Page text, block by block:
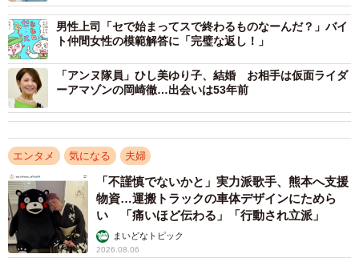
男性上司「セで始まってスで終わるものなーんだ？」バイ
ト仲間女性の模範解答に「完璧な返し！」
「アンヌ隊員」ひし美ゆり子、結婚 お相手は仮面ライダ
ーアマゾンの岡崎徹…出会いは53年前
エンタメ 気になる 夫婦
「不謹慎でないかと」実力派歌手、熊本へ支援
物資…運搬トラックの車体デザインにためら
い 「痛いほど伝わる」「行動され立派」
まいどなトピック
2026.08.06